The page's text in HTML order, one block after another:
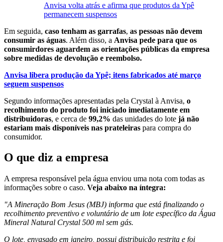
Anvisa volta atrás e afirma que produtos da Ypê
permanecem suspensos
Em seguida, caso tenham as garrafas, as pessoas não devem
consumir as águas. Além disso, a Anvisa pede para que os
consumirdores aguardem as orientações públicas da empresa
sobre medidas de devolução e reembolso.
Anvisa libera produção da Ypê; itens fabricados até março
seguem suspensos
Segundo informações apresentadas pela Crystal à Anvisa, o
recolhimento do produto foi iniciado imediatamente em
distribuidoras, e cerca de 99,2% das unidades do lote já não
estariam mais disponíveis nas prateleiras para compra do
consumidor.
O que diz a empresa
A empresa responsável pela água enviou uma nota com todas as
informações sobre o caso. Veja abaixo na íntegra:
"A Mineração Bom Jesus (MBJ) informa que está finalizando o
recolhimento preventivo e voluntário de um lote específico da Água
Mineral Natural Crystal 500 ml sem gás.
O lote, envasado em janeiro, possui distribuição restrita e foi